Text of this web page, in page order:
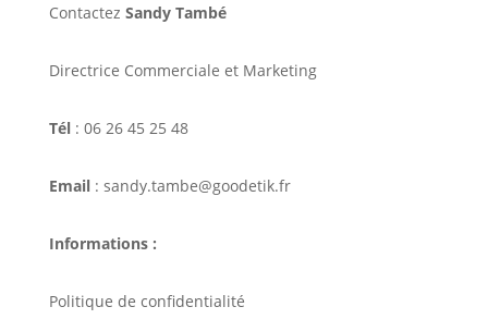
Contactez Sandy També
Directrice Commerciale et Marketing
Tél: 06 26 45 25 48
Email: sandy.tambe@goodetik.fr
Informations :
Politique de confidentialité